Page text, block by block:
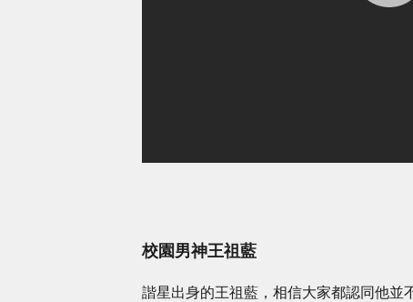
校園男神王祖藍
諧星出身的王祖藍，相信大家都認同他